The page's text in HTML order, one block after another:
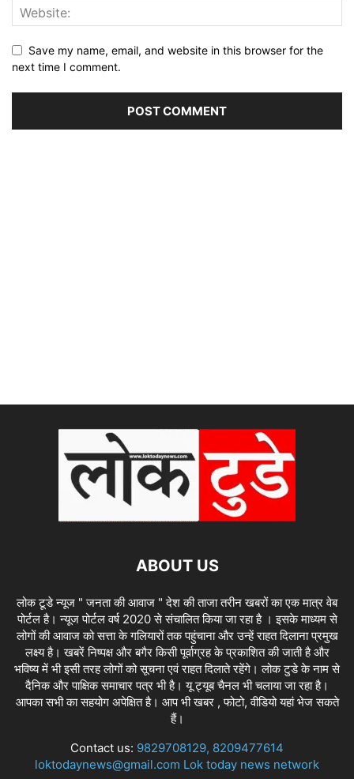
Save my name, email, and website in this browser for the
next time I comment.
ABOUT US
लोक टूडे न्यूज " जनता की आवाज " देश की ताजा तरीन खबरों का एक मात्र वेब
पोर्टल है। न्यूज पोर्टल वर्ष 2020 से संचालित किया जा रहा है । इसके माध्यम से
लोगों की आवाज को सत्ता के गलियारों तक पहुंचाना और उन्हें राहत दिलाना प्रमुख
लक्ष्य है। खबरें निष्पक्ष और बगैर किसी पूर्वाग्रह के प्रकाशित की जाती है और
भविष्य में भी इसी तरह लोगों को सूचना एवं राहत दिलाते रहेंगे। लोक टुडे के नाम से
दैनिक और पाक्षिक समाचार पत्र भी है। यू ट्यूब चैनल भी चलाया जा रहा है।
आपका सभी का सहयोग अपेक्षित है। आप भी खबर , फोटो, वीडियो यहां भेज सकते
हैं।
Contact us: 9829708129, 8209477614
loktodaynews@gmail.com Lok today news network